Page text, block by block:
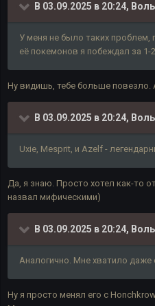
В 03.09.2025 в 20:24,
У меня не было таких проблем,
её покемонов я побеждал за 1-
Ну видишь, тебе больше повезло.
В 03.09.2025 в 20:24,
Uxie, Mesprit, и Azelf -
Да, я знаю. Просто хотел как-то
назвал мифическими)
В 03.09.2025 в 20:24,
Аналогично. Мне хватило даже
Ну я просто менял его с